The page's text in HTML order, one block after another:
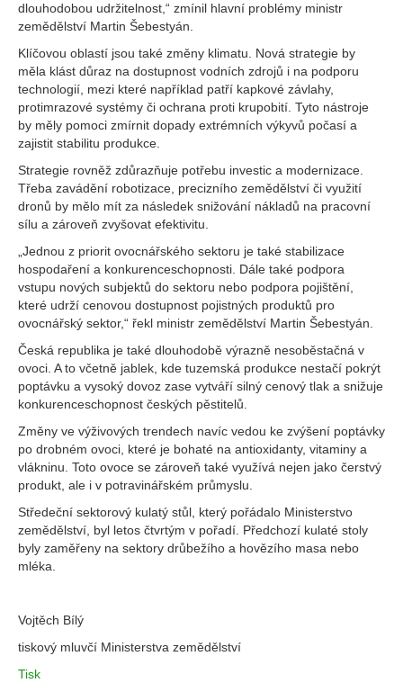
dlouhodobou udržitelnost,“ zmínil hlavní problémy ministr
zemědělství Martin Šebestyán.
Klíčovou oblastí jsou také změny klimatu. Nová strategie by
měla klást důraz na dostupnost vodních zdrojů i na podporu
technologií, mezi které například patří kapkové závlahy,
protimrazové systémy či ochrana proti krupobití. Tyto nástroje
by měly pomoci zmírnit dopady extrémních výkyvů počasí a
zajistit stabilitu produkce.
Strategie rovněž zdůrazňuje potřebu investic a modernizace.
Třeba zavádění robotizace, precizního zemědělství či využití
dronů by mělo mít za následek snižování nákladů na pracovní
sílu a zároveň zvyšovat efektivitu.
„Jednou z priorit ovocnářského sektoru je také stabilizace
hospodaření a konkurenceschopnosti. Dále také podpora
vstupu nových subjektů do sektoru nebo podpora pojištění,
které udrží cenovou dostupnost pojistných produktů pro
ovocnářský sektor,“ řekl ministr zemědělství Martin Šebestyán.
Česká republika je také dlouhodobě výrazně nesoběstačná v
ovoci. A to včetně jablek, kde tuzemská produkce nestačí pokrýt
poptávku a vysoký dovoz zase vytváří silný cenový tlak a snižuje
konkurenceschopnost českých pěstitelů.
Změny ve výživových trendech navíc vedou ke zvýšení poptávky
po drobném ovoci, které je bohaté na antioxidanty, vitaminy a
vlákninu. Toto ovoce se zároveň také využívá nejen jako čerstvý
produkt, ale i v potravinářském průmyslu.
Středeční sektorový kulatý stůl, který pořádalo Ministerstvo
zemědělství, byl letos čtvrtým v pořadí. Předchozí kulaté stoly
byly zaměřeny na sektory drůbežího a hovězího masa nebo
mléka.
Vojtěch Bílý
tiskový mluvčí Ministerstva zemědělství
Tisk